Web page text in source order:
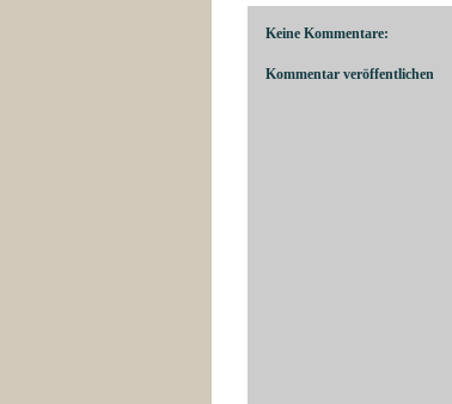
Keine Kommentare:
Kommentar veröffentlichen